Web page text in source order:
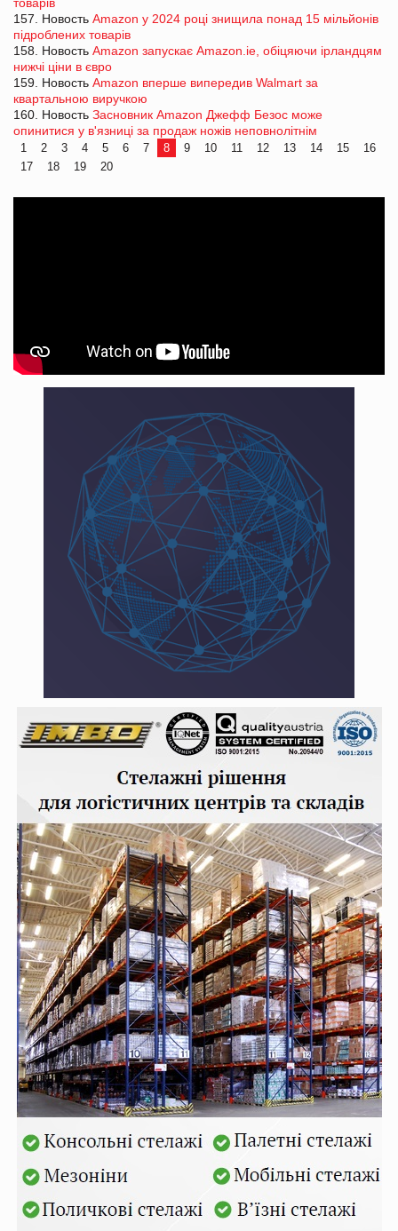
157. Новость Amazon у 2024 році знищила понад 15 мільйонів
підроблених товарів
158. Новость Amazon запускає Amazon.ie, обіцяючи ірландцям
нижчі ціни в євро
159. Новость Amazon вперше випередив Walmart за
квартальною виручкою
160. Новость Засновник Amazon Джефф Безос може
опинитися у в'язниці за продаж ножів неповнолітнім
1 2 3 4 5 6 7 8 9 10 11 12 13 14 15
16
17
18 19 20